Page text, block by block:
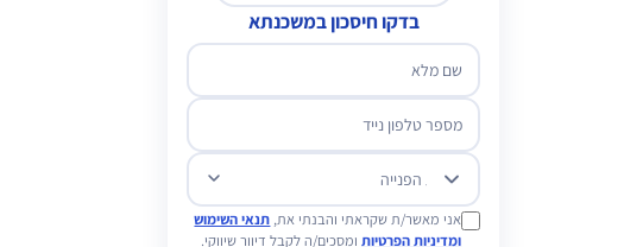
בדקו חיסכון במשכנתא
שם מלא
מספר טלפון נייד
מטרת הפנייה
אני מאשר/ת שקראתי והבנתי את, תנאי השימוש
ומדיניות הפרטיותומסכים/ה לקבל דיוור שיווקי.